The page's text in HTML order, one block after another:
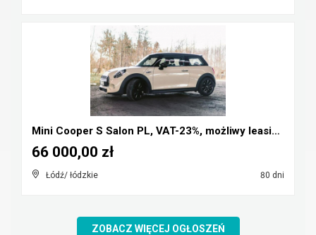
Mini Cooper S Salon PL, VAT-23%, możliwy leasing, ...
Łódź/ łódzkie 80 dni
66 000,00 zł
ZOBACZ WIĘCEJ OGŁOSZEŃ